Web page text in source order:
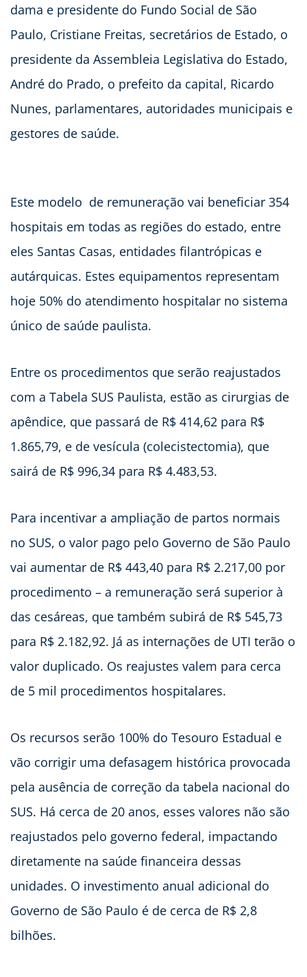
dama e presidente do Fundo Social de São
Paulo, Cristiane Freitas, secretários de Estado, o
presidente da Assembleia Legislativa do Estado,
André do Prado, o prefeito da capital, Ricardo
Nunes, parlamentares, autoridades municipais e
gestores de saúde.
Este modelo de remuneração vai beneficiar 354
hospitais em todas as regiões do estado, entre
eles Santas Casas, entidades filantrópicas e
autárquicas. Estes equipamentos representam
hoje 50% do atendimento hospitalar no sistema
único de saúde paulista.
Entre os procedimentos que serão reajustados
com a Tabela SUS Paulista, estão as cirurgias de
apêndice, que passará de R$ 414,62 para R$
1.865,79, e de vesícula (colecistectomia), que
sairá de R$ 996,34 para R$ 4.483,53.
Para incentivar a ampliação de partos normais
no SUS, o valor pago pelo Governo de São Paulo
vai aumentar de R$ 443,40 para R$ 2.217,00 por
procedimento – a remuneração será superior à
das cesáreas, que também subirá de R$ 545,73
para R$ 2.182,92. Já as internações de UTI terão o
valor duplicado. Os reajustes valem para cerca
de 5 mil procedimentos hospitalares.
Os recursos serão 100% do Tesouro Estadual e
vão corrigir uma defasagem histórica provocada
pela ausência de correção da tabela nacional do
SUS. Há cerca de 20 anos, esses valores não são
reajustados pelo governo federal, impactando
diretamente na saúde financeira dessas
unidades. O investimento anual adicional do
Governo de São Paulo é de cerca de R$ 2,8
bilhões.